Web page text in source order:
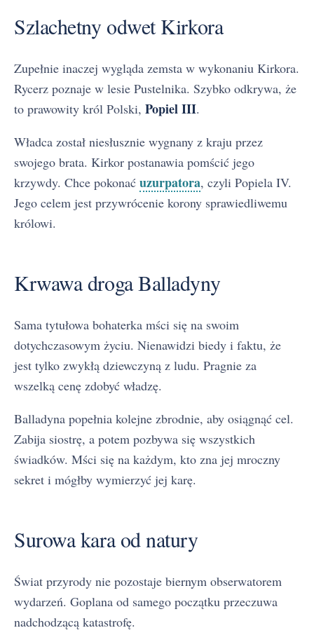
Szlachetny odwet Kirkora
Zupełnie inaczej wygląda zemsta w wykonaniu Kirkora.
Rycerz poznaje w lesie Pustelnika. Szybko odkrywa, że
to prawowity król Polski, Popiel III.
Władca został niesłusznie wygnany z kraju przez
swojego brata. Kirkor postanawia pomścić jego
krzywdy. Chce pokonać uzurpatora, czyli Popiela IV.
Jego celem jest przywrócenie korony sprawiedliwemu
królowi.
Krwawa droga Balladyny
Sama tytułowa bohaterka mści się na swoim
dotychczasowym życiu. Nienawidzi biedy i faktu, że
jest tylko zwykłą dziewczyną z ludu. Pragnie za
wszelką cenę zdobyć władzę.
Balladyna popełnia kolejne zbrodnie, aby osiągnąć cel.
Zabija siostrę, a potem pozbywa się wszystkich
świadków. Mści się na każdym, kto zna jej mroczny
sekret i mógłby wymierzyć jej karę.
Surowa kara od natury
Świat przyrody nie pozostaje biernym obserwatorem
wydarzeń. Goplana od samego początku przeczuwa
nadchodzącą katastrofę.